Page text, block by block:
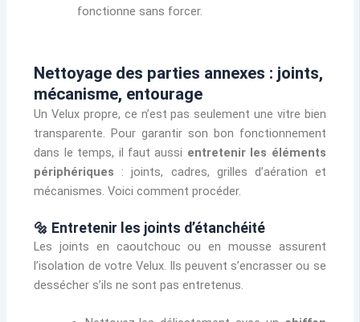
fonctionne sans forcer.
Nettoyage des parties annexes : joints,
mécanisme, entourage
Un Velux propre, ce n’est pas seulement une vitre bien
transparente. Pour garantir son bon fonctionnement
dans le temps, il faut aussi entretenir les éléments
périphériques : joints, cadres, grilles d’aération et
mécanismes. Voici comment procéder.
🔩 Entretenir les joints d’étanchéité
Les joints en caoutchouc ou en mousse assurent
l’isolation de votre Velux. Ils peuvent s’encrasser ou se
dessécher s’ils ne sont pas entretenus.